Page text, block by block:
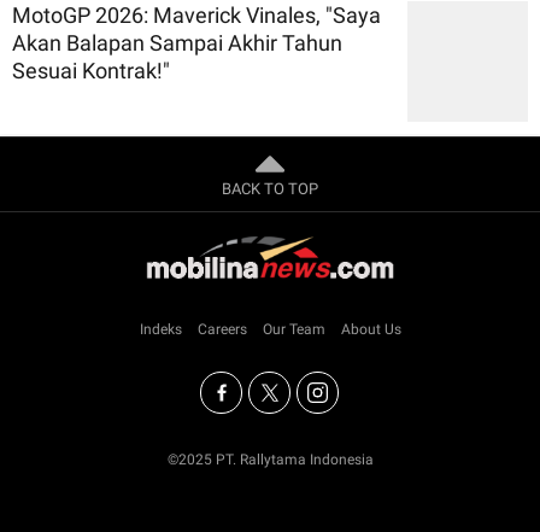
MotoGP 2026: Maverick Vinales, "Saya
Akan Balapan Sampai Akhir Tahun
Sesuai Kontrak!"
BACK TO TOP
Indeks Careers Our Team About Us
©2025 PT. Rallytama Indonesia